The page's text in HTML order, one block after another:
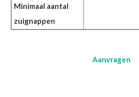
Minimaal aantal
zuignappen
Aanvragen